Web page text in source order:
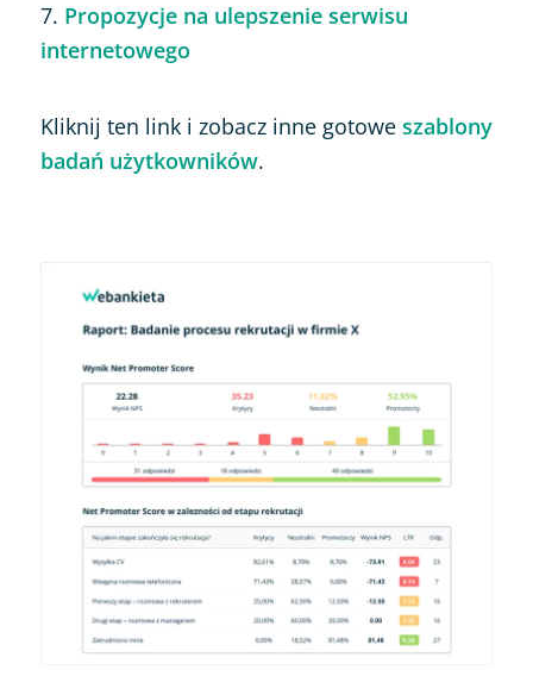
7. Propozycje na ulepszenie serwisu
internetowego
Kliknij ten link i zobacz inne gotoweszablony
badań użytkowników.